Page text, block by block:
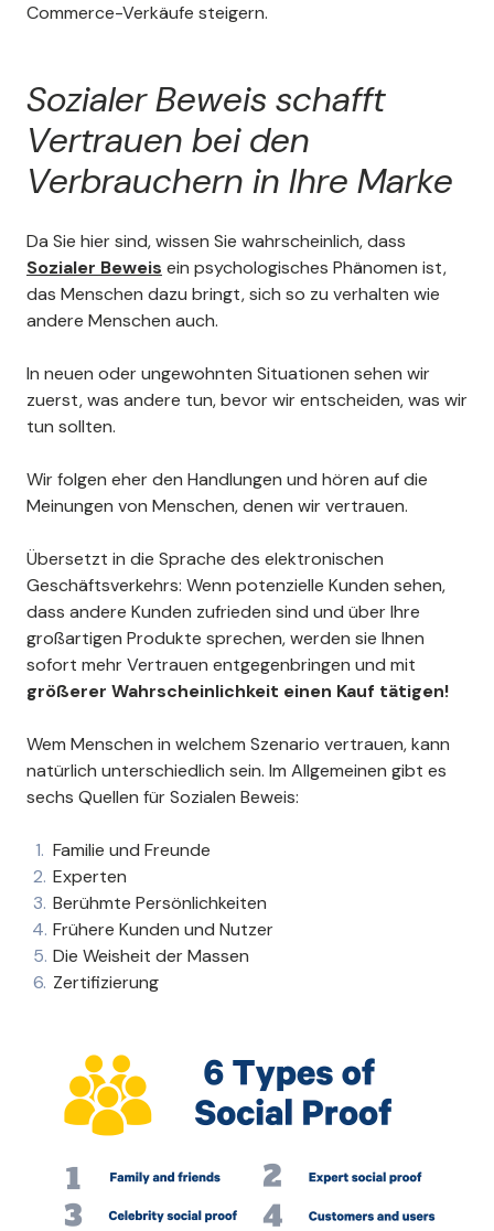
Commerce-Verkäufe steigern.
Sozialer Beweis schafft
Vertrauen bei den
Verbrauchern in Ihre Marke
Da Sie hier sind, wissen Sie wahrscheinlich, dass
Sozialer Beweis ein psychologisches Phänomen ist,
das Menschen dazu bringt, sich so zu verhalten wie
andere Menschen auch.
In neuen oder ungewohnten Situationen sehen wir
zuerst, was andere tun, bevor wir entscheiden, was wir
tun sollten.
Wir folgen eher den Handlungen und hören auf die
Meinungen von Menschen, denen wir vertrauen.
Übersetzt in die Sprache des elektronischen
Geschäftsverkehrs: Wenn potenzielle Kunden sehen,
dass andere Kunden zufrieden sind und über Ihre
großartigen Produkte sprechen, werden sie Ihnen
sofort mehr Vertrauen entgegenbringen und mit
größerer Wahrscheinlichkeit einen Kauf tätigen!
Wem Menschen in welchem Szenario vertrauen, kann
natürlich unterschiedlich sein. Im Allgemeinen gibt es
sechs Quellen für Sozialen Beweis:
Familie und Freunde
Experten
Berühmte Persönlichkeiten
Frühere Kunden und Nutzer
Die Weisheit der Massen
Zertifizierung
Luise
Aki war sehr gut vorbereitet und
trotz technischen Problemen
auf meiner Seite konnte er mir
alle Fragen beantworten und ich
dank seiner kurzen
später erste
Kundenbewertungen auf
unserer Homepage
veröffentichen. Danke!